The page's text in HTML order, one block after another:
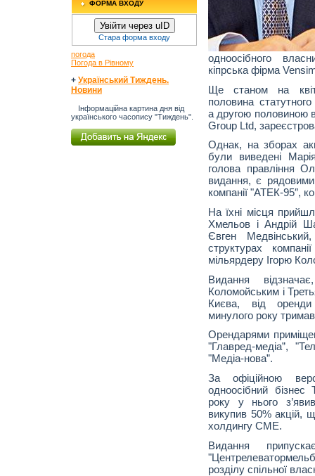
ФОРМА ВХОДУ
Увійти через uID
Стара форма входу
погода
Погода в Рівному
+ Український Тиждень.
Новини
Інформаційна картина дня від
українського часопису "Тиждень".
одноосібного
кіпрська фірма
Ще станом на
половина
а другою половиною
Group Ltd,
Однак, на зборах
були виведені
голова правління
видання, є
компанії "АТЕК-95″,
На їхні місця
Хмельов і Андрій
Євген
структурах
мільярдеру Ігорю
Видання
Коломойським і
Києва, від оренди
минулого року
Орендарями
"Главред-медіа”,
"Медіа-нова”.
За офіційною
одноосібний
року у нього
викупив 50% акцій,
холдингу CME.
Видання
розділу спільної